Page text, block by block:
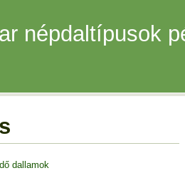
népdaltípusok
dallamok